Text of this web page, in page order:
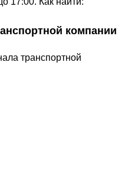
компании
транспортной